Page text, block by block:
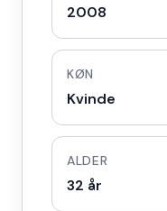
2008
KØN
Kvinde
ALDER
32 år